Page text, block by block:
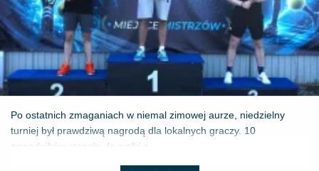
Po ostatnich zmaganiach w niemal zimowej aurze, niedzielny
turniej był prawdziwą nagrodą dla lokalnych graczy. 10
zawodników stanęło do walki o ...